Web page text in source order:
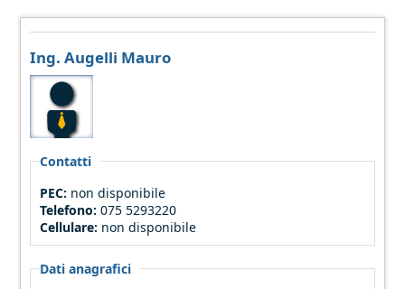
Ing. Augelli Mauro
Contatti
PEC: non disponibile
Telefono:075 5293220
Cellulare: non disponibile
Dati anagrafici